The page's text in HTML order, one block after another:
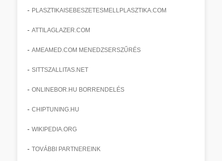
- PLASZTIKAISEBESZETESMELLPLASZTIKA.COM
- ATTILAGLAZER.COM
- AMEAMED.COM MENEDZSERSZŰRÉS
- SITTSZALLITAS.NET
- ONLINEBOR.HU BORRENDELÉS
- CHIPTUNING.HU
- WIKIPEDIA.ORG
- TOVÁBBI PARTNEREINK